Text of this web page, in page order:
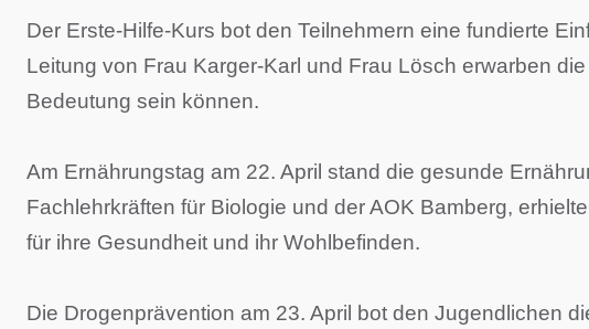
Der Erste-Hilfe-Kurs bot den Teilnehmern eine fundierte
Leitung von Frau Karger-Karl und Frau Lösch erwarben
Bedeutung sein können.
Am Ernährungstag am 22. April stand die gesunde
Fachlehrkräften für Biologie und der AOK Bamberg,
für ihre Gesundheit und ihr Wohlbefinden.
Die Drogenprävention am 23. April bot den Jugendlichen